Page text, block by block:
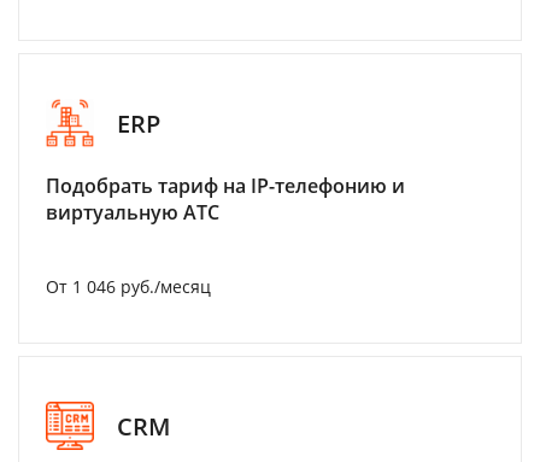
ERP
Подобрать тариф на IP-телефонию и
виртуальную АТС
От 1 046 руб./месяц
CRM